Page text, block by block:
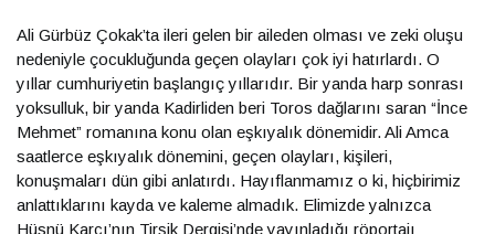
Ali Gürbüz Çokak’ta ileri gelen bir aileden olması ve zeki oluşu
nedeniyle çocukluğunda geçen olayları çok iyi hatırlardı. O
yıllar cumhuriyetin başlangıç yıllarıdır. Bir yanda harp sonrası
yoksulluk, bir yanda Kadirliden beri Toros dağlarını saran “İnce
Mehmet” romanına konu olan eşkıyalık dönemidir. Ali Amca
saatlerce eşkıyalık dönemini, geçen olayları, kişileri,
konuşmaları dün gibi anlatırdı. Hayıflanmamız o ki, hiçbirimiz
anlattıklarını kayda ve kaleme almadık. Elimizde yalnızca
Hüsnü Karcı’nın Tirşik Dergisi’nde yayınladığı röportajı